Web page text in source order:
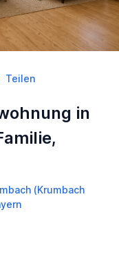
Teilen
in
(Krumbach